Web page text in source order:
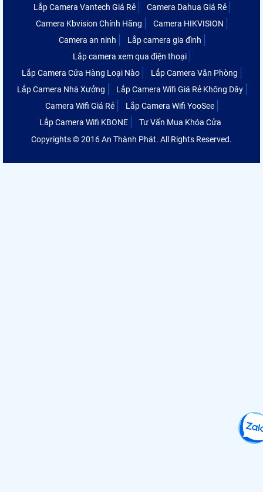
Lắp Camera Vantech Giá Rẻ
Camera Dahua Giá Rẻ
Camera Kbvision Chính Hãng
Camera HIKVISION
Camera an ninh
Lắp camera gia đình
Lắp camera xem qua điện thoại
Lắp Camera Cửa Hàng Loại Nào
Lắp Camera Văn Phòng
Lắp Camera Nhà Xưởng
Lắp Camera Wifi Giá Rẻ Không Dây
Camera Wifi Giá Rẻ
Lắp Camera Wifi YooSee
Lắp Camera Wifi KBONE
Tư Vấn Mua Khóa Cửa
Copyrights © 2016 An Thành Phát. All Rights Reserved.